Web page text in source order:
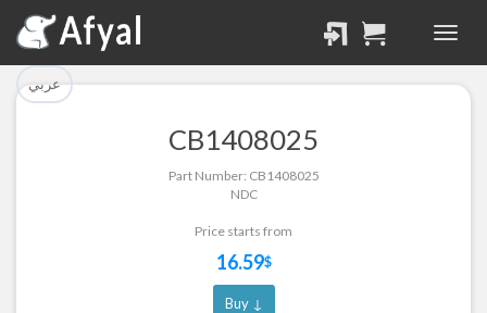
عربي
CB1408025
Part Number: CB1408025
NDC
Price starts from
16.59$
Buy ↓
تم إضافة القطعة بنجاح.
Part Successfully
Selected
تم إضافة القطعة للسلة
بنجاح.
Part Added to Cart